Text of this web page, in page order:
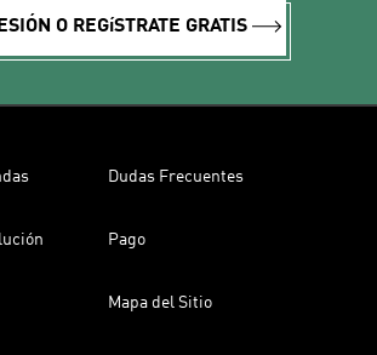
O REGíSTRATE GRATIS
Dudas Frecuentes
Pago
Mapa del Sitio